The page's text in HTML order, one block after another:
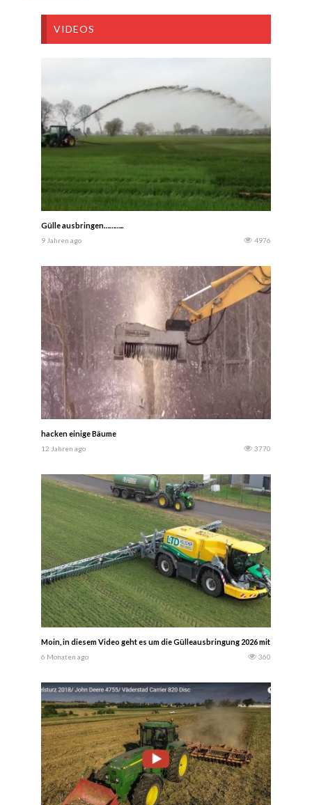
VIDEOS
Gülle ausbringen………..
9 Jahren ago 4976
hacken einige Bäume
12 Jahren ago 3770
Moin, in diesem Video geht es um die Gülleausbringung 2026 mit dem
6 Monaten ago 360